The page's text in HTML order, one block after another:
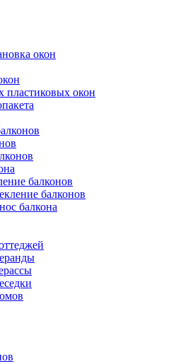
окон
пластиковых окон
балконов
балконов
балкона